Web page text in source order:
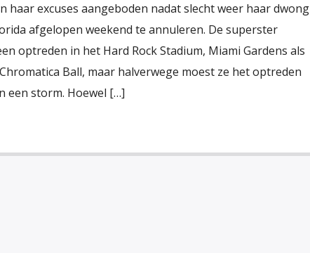
haar excuses aangeboden nadat slecht weer haar dwong
afgelopen weekend te annuleren. De superster
optreden in het Hard Rock Stadium, Miami Gardens als
Ball, maar halverwege moest ze het optreden
een storm. Hoewel […]